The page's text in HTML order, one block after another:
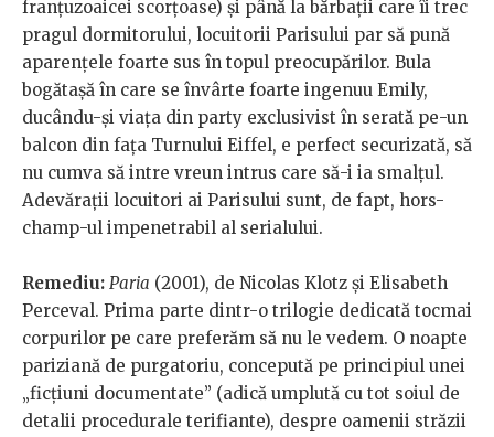
franțuzoaicei scorțoase) și până la bărbații care îi trec
pragul dormitorului, locuitorii Parisului par să pună
aparențele foarte sus în topul preocupărilor. Bula
bogătașă în care se învârte foarte ingenuu Emily,
ducându-și viața din party exclusivist în serată pe-un
balcon din fața Turnului Eiffel, e perfect securizată, să
nu cumva să intre vreun intrus care să-i ia smalțul.
Adevărații locuitori ai Parisului sunt, de fapt, hors-
champ-ul impenetrabil al serialului.
Remediu: Paria (2001), de Nicolas Klotz și Elisabeth
Perceval. Prima parte dintr-o trilogie dedicată tocmai
corpurilor pe care preferăm să nu le vedem. O noapte
pariziană de purgatoriu, concepută pe principiul unei
„ficțiuni documentate” (adică umplută cu tot soiul de
detalii procedurale terifiante), despre oamenii străzii